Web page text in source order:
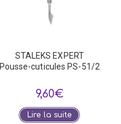
STALEKS EXPERT
Pousse-cuticules PS-51/2
9,60€
Lire la suite